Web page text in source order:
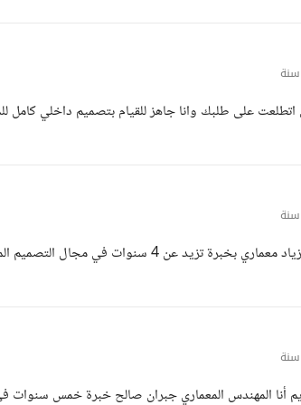
على طلبك وانا جاهز للقيام بتصميم داخلي
السلام استاذ عبدالله، مع حضرتك مهندس زياد معماري
أنا المهندس المعماري جبران صالح خبرة خمس